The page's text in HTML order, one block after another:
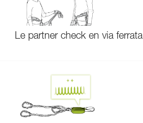
Le partner check en via ferrata